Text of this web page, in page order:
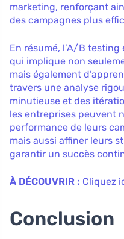
marketing, renforçant
des campagnes plus
En résumé, l’A/B
qui implique non
mais également
travers une analyse
minutieuse et des
les entreprises peuvent
performance de leurs
mais aussi affiner leurs
garantir un succès
À DÉCOUVRIR : Cliquez
Conclusion